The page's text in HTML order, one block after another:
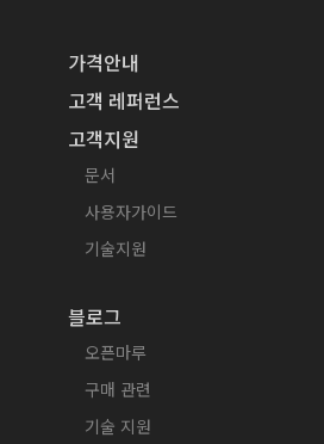
가격안내
고객 레퍼런스
고객지원
문서
사용자가이드
기술지원
블로그
오픈마루
구매 관련
기술 지원